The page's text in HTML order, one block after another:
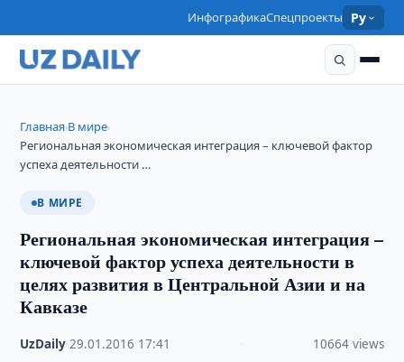
ИнфографикаСпецпроекты Ру
Главная›В мире›
Региональная экономическая интеграция – ключевой фактор
успеха деятельности …
В МИРЕ
Региональная экономическая интеграция –
ключевой фактор успеха деятельности в
целях развития в Центральной Азии и на
Кавказе
UzDaily ·29.01.2016 17:41 10664 views